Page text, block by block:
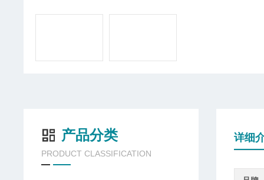
详细
产品分类
PRODUCT CLASSIFICATION